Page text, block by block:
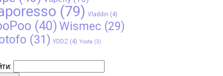
(79) Vladdin (4)
(40) Wismec (29)
(31) YDDZ (4) Yosta (3)